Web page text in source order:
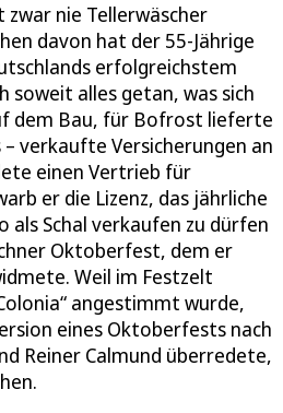
zwar nie Tellerwäscher
davon hat der 55-Jährige
erfolgreichstem
soweit alles getan, was sich
dem Bau, für Bofrost lieferte
verkaufte Versicherungen an
einen Vertrieb für
er die Lizenz, das jährliche
Schal verkaufen zu dürfen
Oktoberfest, dem er
Weil im Festzelt
angestimmt wurde,
eines Oktoberfests nach
Reiner Calmund überredete,